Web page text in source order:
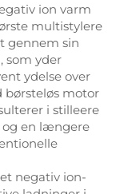
ion varm
multistylere
gennem sin
som yder
ydelse over
børsteløs motor
i stilleere
og en længere
negativ ion-